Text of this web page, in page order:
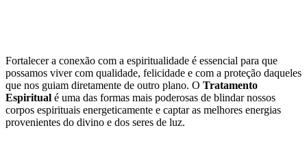
Fortalecer a conexão com a espiritualidade é essencial para que
possamos viver com qualidade, felicidade e com a proteção daqueles
que nos guiam diretamente de outro plano. O Tratamento
Espiritual é uma das formas mais poderosas de blindar nossos
corpos espirituais energeticamente e captar as melhores energias
provenientes do divino e dos seres de luz.